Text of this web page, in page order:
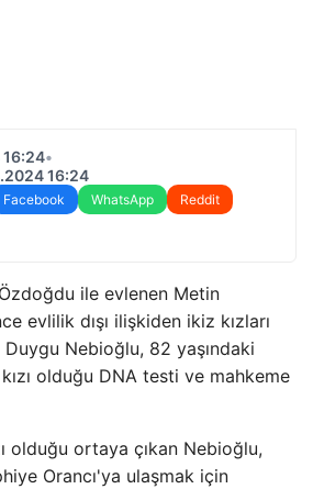
16:24•
16:24
Facebook WhatsApp
Reddit
ile evlenen Metin
evlilik dışı ilişkiden ikiz kızları
Nebioğlu, 82 yaşındaki
olduğu DNA testi ve mahkeme
olduğu ortaya çıkan Nebioğlu,
Orancı'ya ulaşmak için